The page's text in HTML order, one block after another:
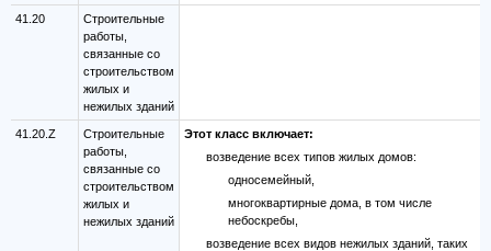
41.20
Строительные
работы,
связанные со
строительством
жилых и
нежилых зданий
41.20.Z
Строительные
работы,
связанные со
строительством
жилых и
нежилых зданий
Этот класс включает:
возведение всех типов жилых домов:
односемейный,
многоквартирные дома, в том числе
небоскребы,
возведение всех видов нежилых зданий, таких